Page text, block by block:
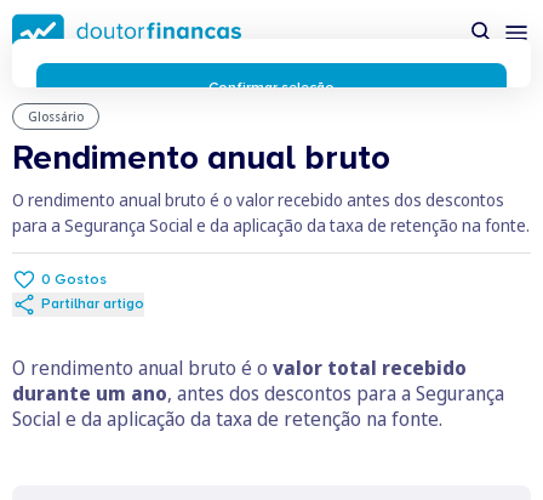
Saltar
para
conteúdo
principal
Glossário
Rendimento anual bruto
O rendimento anual bruto é o valor recebido antes dos descontos
para a Segurança Social e da aplicação da taxa de retenção na fonte.
0 Gostos
Partilhar artigo
O rendimento anual bruto é o valor total recebido
durante um ano, antes dos descontos para a Segurança
Social e da aplicação da taxa de retenção na fonte.
possível enquanto utilizador do portal Doutor Finanças e
personalizar conteúdos e anúncios.
Saiba mais sobre as
funcionalidades dos cookiesaqui.
Respeitamos a sua privacidade e estamos comprometidos com
a transparência no uso de cookies no nosso website. Não
recolhemos, processamos ou armazenamos quaisquer dados
pessoais através de cookies durante a navegação normal no
nosso website.
Os cookies utilizados no nosso website são limitados a cookies
essenciais e funcionais que melhoram o desempenho do site e
informações pessoalmente identificáveis e não rastreiam a
sua atividade fora do nosso site. Conheça a nossa
O business.safety.google usa cookies da Google para oferecer
os respetivos serviços, melhorar a qualidade destes e analisar
o tráfego.Saiba mais.
Confirmar seleção